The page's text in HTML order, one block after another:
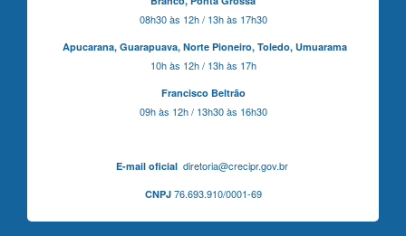
08h30 às 12h / 13h às 17h30
Apucarana, Guarapuava, Norte Pioneiro, Toledo, Umuarama
10h às 12h / 13h às 17h
Francisco Beltrão
09h às 12h / 13h30 às 16h30
E-mail oficialdiretoria@crecipr.gov.br
CNPJ76.693.910/0001-69